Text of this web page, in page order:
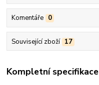
Komentáře 0
Související zboží 17
Kompletní specifikace